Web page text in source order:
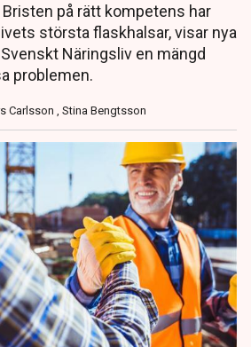
på rätt kompetens har
största flaskhalsar, visar nya
Näringsliv en mängd
problemen.
Carlsson , Stina Bengtsson